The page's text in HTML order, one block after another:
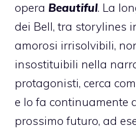
opera Beautiful. La
dei Bell, tra storylines
amorosi irrisolvibili,
insostituibili nella
protagonisti, cerca
e lo fa continuamente
prossimo futuro, ad